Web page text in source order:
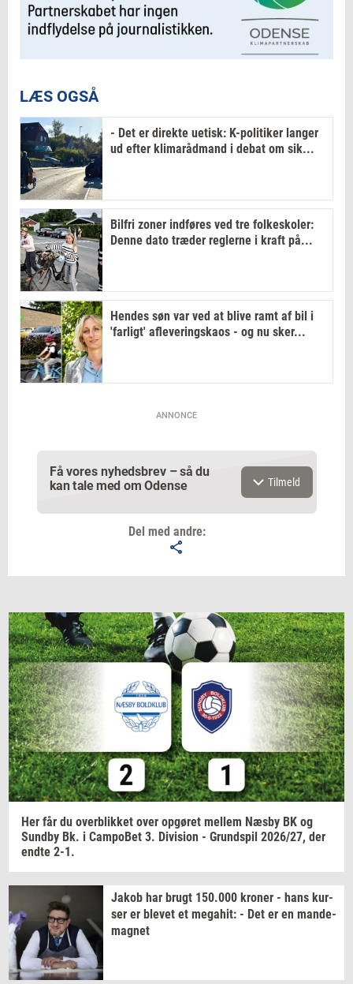
LÆS OGSÅ
- Det er direkte uetisk: K-politiker langer
ud efter klimarådmand i debat om sik...
Bilfri zoner indføres ved tre folkeskoler:
Denne dato træder reglerne i kraft på...
Hendes søn var ved at blive ramt af bil i
'farligt' afleveringskaos - og nu sker...
ANNONCE
Få vores nyhedsbrev – så du
kan tale med om Odense
Navn
Jeg vil gerne modtage et nyhedsoverblik, samt
relevante tilbud og brugerfordele på mail. Det er altid
muligt at afmelde.
Privatlivspolitik.
Tilmeld
Del med andre:
Her får du over­blik­ket over op­gø­ret mel­lem Næsby BK og
Sund­by Bk. i Cam­po­Bet 3. Di­vi­sion - Grund­spil 2026/27, der
endte 2-1.
Jakob har brugt 150.000 kro­ner - hans kur­
ser er ble­vet et me­ga­hit: - Det er en mande-​
magnet